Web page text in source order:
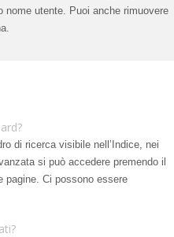
nome utente. Puoi anche rimuovere
di ricerca visibile nell’Indice, nei
si può accedere premendo il
pagine. Ci possono essere